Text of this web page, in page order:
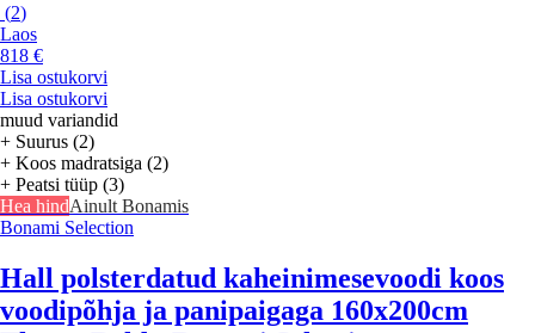
(2)
Laos
818 €
Lisa ostukorvi
Lisa ostukorvi
muud variandid
+ Suurus (2)
+ Koos madratsiga (2)
+ Peatsi tüüp (3)
Hea hindAinult Bonamis
Bonami Selection
Hall polsterdatud kaheinimesevoodi koos
voodipõhja ja panipaigaga 160x200cm